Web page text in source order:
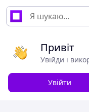
Привіт
Увійди і
Увійти